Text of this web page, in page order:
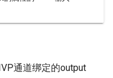
通道绑定的output